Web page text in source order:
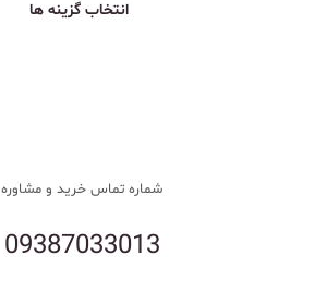
انتخاب گزینه ها
09387033013
شماره تماس خرید و مشاوره